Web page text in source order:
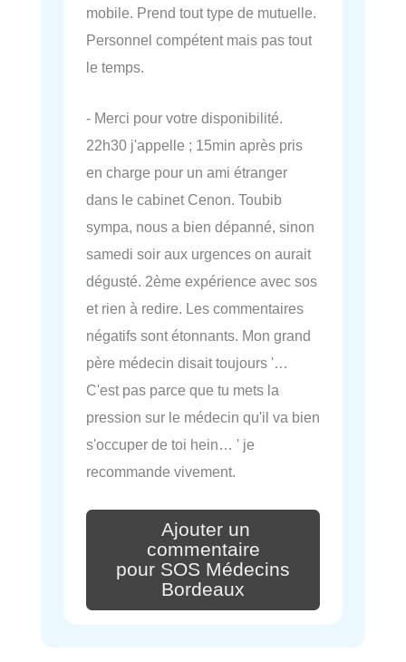
mobile. Prend tout type de mutuelle.
Personnel compétent mais pas tout
le temps.
- Merci pour votre disponibilité.
22h30 j'appelle ; 15min après pris
en charge pour un ami étranger
dans le cabinet Cenon. Toubib
sympa, nous a bien dépanné, sinon
samedi soir aux urgences on aurait
dégusté. 2ème expérience avec sos
et rien à redire. Les commentaires
négatifs sont étonnants. Mon grand
père médecin disait toujours '…
C'est pas parce que tu mets la
pression sur le médecin qu'il va bien
s'occuper de toi hein… ' je
recommande vivement.
Ajouter un
commentaire
pour SOS Médecins
Bordeaux